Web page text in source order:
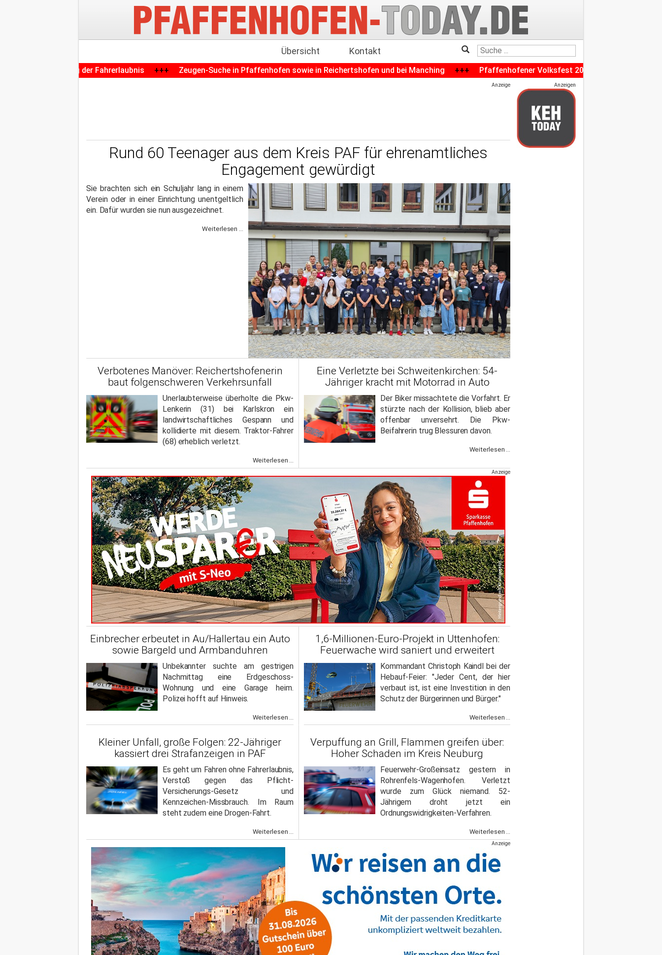
Übersicht Kontakt
der Fahrerlaubnis +++ Zeugen-Suche in Pfaffenhofen sowie in Reichertshofen und bei Manching +++ Pfaffenhofener Volksfest 2026 wirft seine Schatten voraus:
Anzeige
Rund 60 Teenager aus dem Kreis PAF für ehrenamtliches
Engagement gewürdigt
Sie brachten sich ein Schuljahr lang in einem
Verein oder in einer Einrichtung unentgeltlich
ein. Dafür wurden sie nun ausgezeichnet.
Weiterlesen ...
Verbotenes Manöver: Reichertshofenerin
baut folgenschweren Verkehrsunfall
Unerlaubterweise überholte die Pkw-
Lenkerin (31) bei Karlskron ein
landwirtschaftliches Gespann und
kollidierte mit diesem. Traktor-Fahrer
(68) erheblich verletzt.
Weiterlesen ...
Eine Verletzte bei Schweitenkirchen: 54-
Jähriger kracht mit Motorrad in Auto
Der Biker missachtete die Vorfahrt. Er
stürzte nach der Kollision, blieb aber
offenbar unversehrt. Die Pkw-
Beifahrerin trug Blessuren davon.
Weiterlesen ...
Anzeige
Einbrecher erbeutet in Au/Hallertau ein Auto
sowie Bargeld und Armbanduhren
Unbekannter suchte am gestrigen
Nachmittag eine Erdgeschoss-
Wohnung und eine Garage heim.
Polizei hofft auf Hinweis.
Weiterlesen ...
1,6-Millionen-Euro-Projekt in Uttenhofen:
Feuerwache wird saniert und erweitert
Kommandant Christoph Kaindl bei der
Hebauf-Feier: "Jeder Cent, der hier
verbaut ist, ist eine Investition in den
Schutz der Bürgerinnen und Bürger."
Weiterlesen ...
Kleiner Unfall, große Folgen: 22-Jähriger
kassiert drei Strafanzeigen in PAF
Es geht um Fahren ohne Fahrerlaubnis,
Verstoß gegen das Pflicht-
Versicherungs-Gesetz und
Kennzeichen-Missbrauch. Im Raum
steht zudem eine Drogen-Fahrt.
Weiterlesen ...
Verpuffung an Grill, Flammen greifen über:
Hoher Schaden im Kreis Neuburg
Feuerwehr-Großeinsatz gestern in
Rohrenfels-Wagenhofen. Verletzt
wurde zum Glück niemand. 52-
Jährigem droht jetzt ein
Ordnungswidrigkeiten-Verfahren.
Weiterlesen ...
Anzeige
Anzeigen